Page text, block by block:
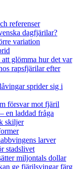
referenser
dagfjärilar?
variation
glömma hur det var
rapsfjärilar efter
sprider sig i
försvar mot fjäril
en laddad fråga
skiljer
larver
stadslivet
miljontals dollar
ge fjärilsvingar färg